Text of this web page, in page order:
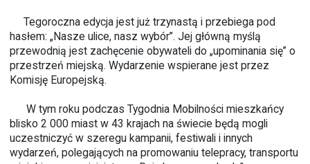
Tegoroczna edycja jest już trzynastą i przebiega pod
hasłem: „Nasze ulice, nasz wybór”. Jej główną myślą
przewodnią jest zachęcenie obywateli do „upominania się” o
przestrzeń miejską. Wydarzenie wspierane jest przez
Komisję Europejską.
W tym roku podczas Tygodnia Mobilności mieszkańcy
blisko 2 000 miast w 43 krajach na świecie będą mogli
uczestniczyć w szeregu kampanii, festiwali i innych
wydarzeń, polegających na promowaniu telepracy, transportu